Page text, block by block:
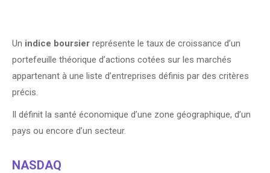
Un indice boursier représente le taux de croissance d’un
portefeuille théorique d’actions cotées sur les marchés
appartenant à une liste d’entreprises définis par des critères
précis.
Il définit la santé économique d’une zone géographique, d’un
pays ou encore d’un secteur.
NASDAQ